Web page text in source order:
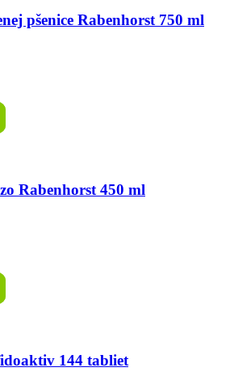
pšenice Rabenhorst 750 ml
Rabenhorst 450 ml
144 tabliet